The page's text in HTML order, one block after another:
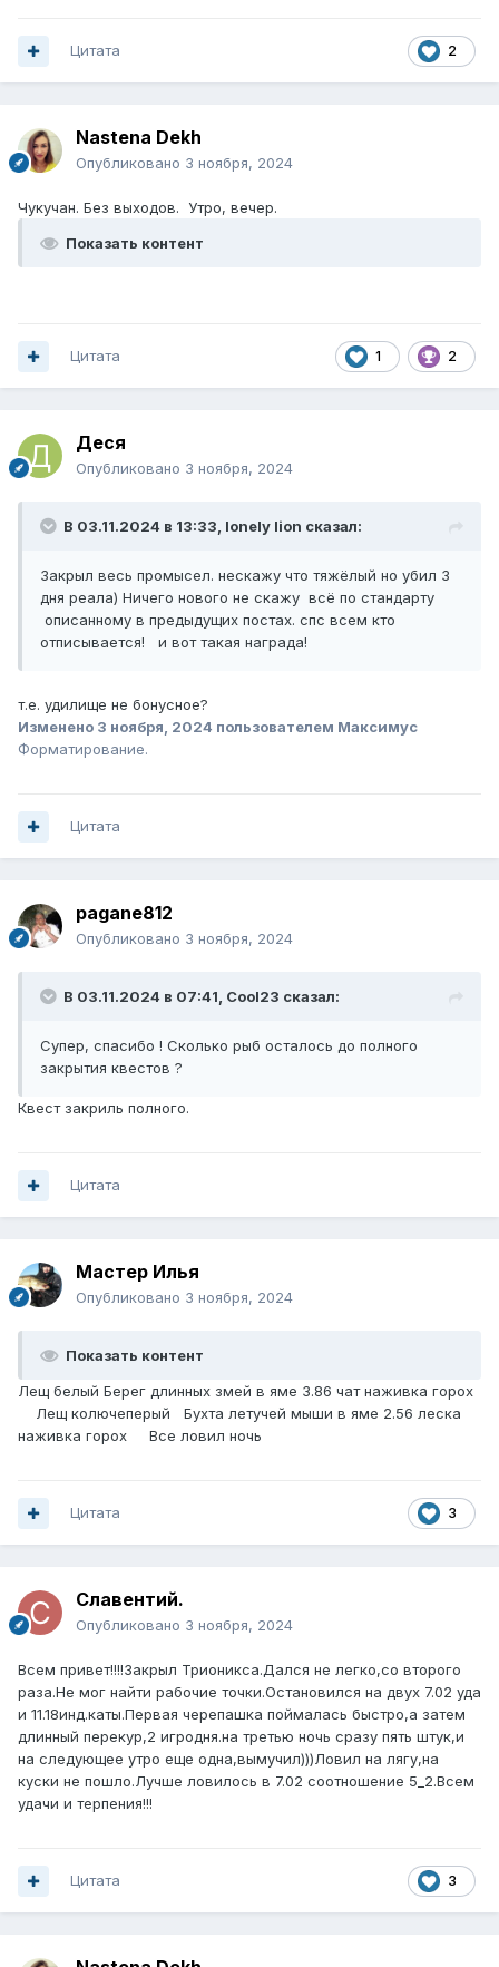
2
Цитата
Nastena Dekh
Опубликовано 3 ноября, 2024
Чукучан. Без выходов. Утро, вечер.
Показать контент
1 2
Цитата
Деся
Опубликовано 3 ноября, 2024
В 03.11.2024 в 13:33, lonely lion сказал:
Закрыл весь промысел. нескажу что тяжёлый но убил 3
дня реала) Ничего нового не скажу всё по стандарту
описанному в предыдущих постах. спс всем кто
отписывается! и вот такая награда!
т.е. удилище не бонусное?
Изменено 3 ноября, 2024 пользователем Максимус
Форматирование.
Цитата
pagane812
Опубликовано 3 ноября, 2024
В 03.11.2024 в 07:41, Cool23 сказал:
Супер, спасибо ! Сколько рыб осталось до полного
закрытия квестов ?
Квест закриль полного.
Цитата
Мастер Илья
Опубликовано 3 ноября, 2024
Показать контент
Лещ белый Берег длинных змей в яме 3.86 чат наживка горох
Лещ колючеперый Бухта летучей мыши в яме 2.56 леска
наживка горох Все ловил ночь
3
Цитата
Славентий.
Опубликовано 3 ноября, 2024
Всем привет!!!!Закрыл Трионикса.Дался не легко,со второго
раза.Не мог найти рабочие точки.Остановился на двух 7.02 уда
и 11.18инд.каты.Первая черепашка поймалась быстро,а затем
длинный перекур,2 игродня.на третью ночь сразу пять штук,и
на следующее утро еще одна,вымучил)))Ловил на лягу,на
куски не пошло.Лучше ловилось в 7.02 соотношение 5_2.Всем
удачи и терпения!!!
3
Цитата